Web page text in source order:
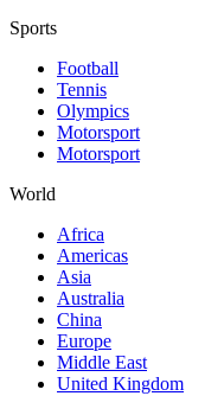
Sports
Football
Tennis
Olympics
Motorsport
Motorsport
World
Africa
Americas
Asia
Australia
China
Europe
Middle East
United Kingdom